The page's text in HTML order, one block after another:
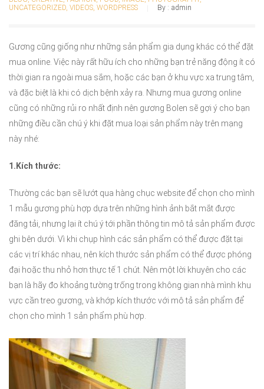
UNCATEGORIZED, VIDEOS, WORDPRESS By : admin
Gương cũng giống như những sản phẩm gia dụng khác có thể đặt
mua online. Việc này rất hữu ích cho những bạn trẻ năng động ít có
thời gian ra ngoài mua sắm, hoặc các bạn ở khu vực xa trung tâm,
và đặc biệt là khi có dịch bệnh xảy ra. Nhưng mua gương online
cũng có những rủi ro nhất định nên gương Bolen sẽ gợi ý cho bạn
những điều cần chú ý khi đặt mua loại sản phẩm này trên mạng
này nhé:
1.Kích thước:
Thường các bạn sẽ lướt qua hàng chục website để chọn cho mình
1 mẫu gương phù hợp dựa trên những hình ảnh bắt mắt được
đăng tải, nhưng lại ít chú ý tới phần thông tin mô tả sản phẩm được
ghi bên dưới. Vì khi chụp hình các sản phẩm có thể được đặt tại
các vị trí khác nhau, nên kích thước sản phẩm có thể được phóng
đại hoặc thu nhỏ hơn thực tế 1 chút. Nên một lời khuyên cho các
bạn là hãy đo khoảng tường trống trong không gian nhà mình khu
vực cần treo gương, và khớp kích thước với mô tả sản phẩm để
chọn cho mình 1 sản phẩm phù hợp.